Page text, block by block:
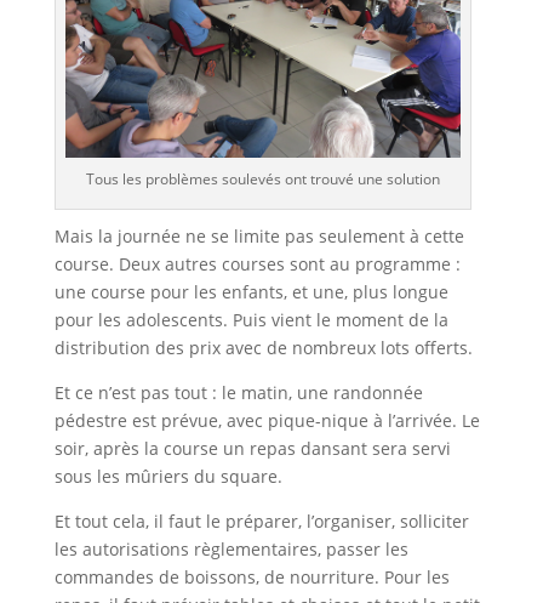
Tous les problèmes soulevés ont trouvé une solution
Mais la journée ne se limite pas seulement à cette
course. Deux autres courses sont au programme :
une course pour les enfants, et une, plus longue
pour les adolescents. Puis vient le moment de la
distribution des prix avec de nombreux lots offerts.
Et ce n’est pas tout : le matin, une randonnée
pédestre est prévue, avec pique-nique à l’arrivée. Le
soir, après la course un repas dansant sera servi
sous les mûriers du square.
Et tout cela, il faut le préparer, l’organiser, solliciter
les autorisations règlementaires, passer les
commandes de boissons, de nourriture. Pour les